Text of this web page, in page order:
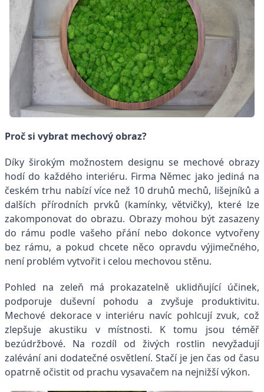
Proč si vybrat mechový obraz?
Díky širokým možnostem designu se mechové obrazy
hodí do každého interiéru. Firma Němec jako jediná na
českém trhu nabízí více než 10 druhů mechů, lišejníků a
dalších přírodních prvků (kamínky, větvičky), které lze
zakomponovat do obrazu. Obrazy mohou být zasazeny
do rámu podle vašeho přání nebo dokonce vytvořeny
bez rámu, a pokud chcete něco opravdu výjimečného,
není problém vytvořit i celou mechovou stěnu.
Pohled na zeleň má prokazatelně uklidňující účinek,
podporuje duševní pohodu a zvyšuje produktivitu.
Mechové dekorace v interiéru navíc pohlcují zvuk, což
zlepšuje akustiku v místnosti. K tomu jsou téměř
bezúdržbové. Na rozdíl od živých rostlin nevyžadují
zalévání ani dodatečné osvětlení. Stačí je jen čas od času
opatrně očistit od prachu vysavačem na nejnižší výkon.